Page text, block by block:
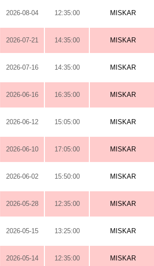
2026-08-04 12:35:00 MISKAR
2026-07-21 14:35:00 MISKAR
2026-07-16 14:35:00 MISKAR
2026-06-16 16:35:00 MISKAR
2026-06-12 15:05:00 MISKAR
2026-06-10 17:05:00 MISKAR
2026-06-02 15:50:00 MISKAR
2026-05-28 12:35:00 MISKAR
2026-05-15 13:25:00 MISKAR
2026-05-14 12:35:00 MISKAR